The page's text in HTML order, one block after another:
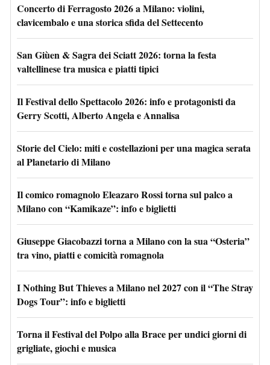
Concerto di Ferragosto 2026 a Milano: violini,
clavicembalo e una storica sfida del Settecento
San Giùen & Sagra dei Sciatt 2026: torna la festa
valtellinese tra musica e piatti tipici
Il Festival dello Spettacolo 2026: info e protagonisti da
Gerry Scotti, Alberto Angela e Annalisa
Storie del Cielo: miti e costellazioni per una magica serata
al Planetario di Milano
Il comico romagnolo Eleazaro Rossi torna sul palco a
Milano con “Kamikaze”: info e biglietti
Giuseppe Giacobazzi torna a Milano con la sua “Osteria”
tra vino, piatti e comicità romagnola
I Nothing But Thieves a Milano nel 2027 con il “The Stray
Dogs Tour”: info e biglietti
Torna il Festival del Polpo alla Brace per undici giorni di
grigliate, giochi e musica